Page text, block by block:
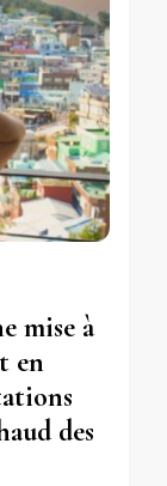
mise à
en
des